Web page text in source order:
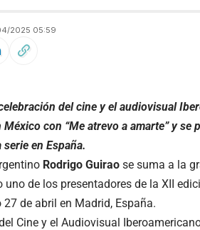
2025 05:59
del cine y el audiovisual
con “Me atrevo a amarte” y se
en España.
Rodrigo Guirao se suma a la
de los presentadores de la XII
de abril en Madrid, España.
Cine y el Audiovisual